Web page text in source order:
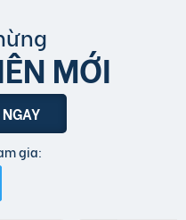
MỚI
gia: